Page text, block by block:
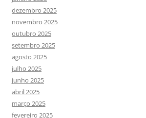
dezembro 2025
novembro 2025
outubro 2025
setembro 2025
agosto 2025
julho 2025
junho 2025
abril 2025
março 2025
fevereiro 2025